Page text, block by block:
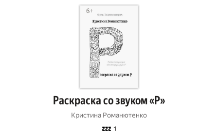
Раскраска со звуком «Р»
Кристина Романютенко
💤 1